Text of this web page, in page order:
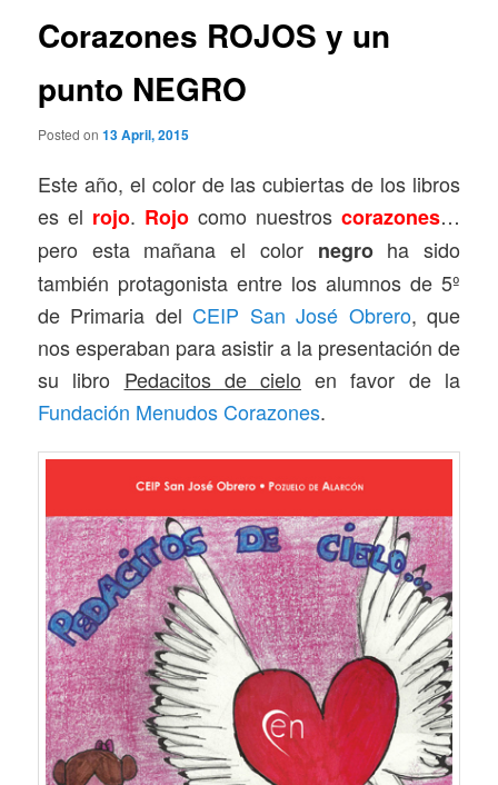
Corazones ROJOS y un
punto NEGRO
Posted on13 April, 2015
Este año, el color de las cubiertas de los libros
es el rojo. Rojo como nuestros corazones…
pero esta mañana el color negroha sido
también protagonista entre los alumnos de 5º
de Primaria del CEIP San José Obrero, que
nos esperaban para asistir a la presentación de
su libro Pedacitos de cielo en favor de la
Fundación Menudos Corazones.